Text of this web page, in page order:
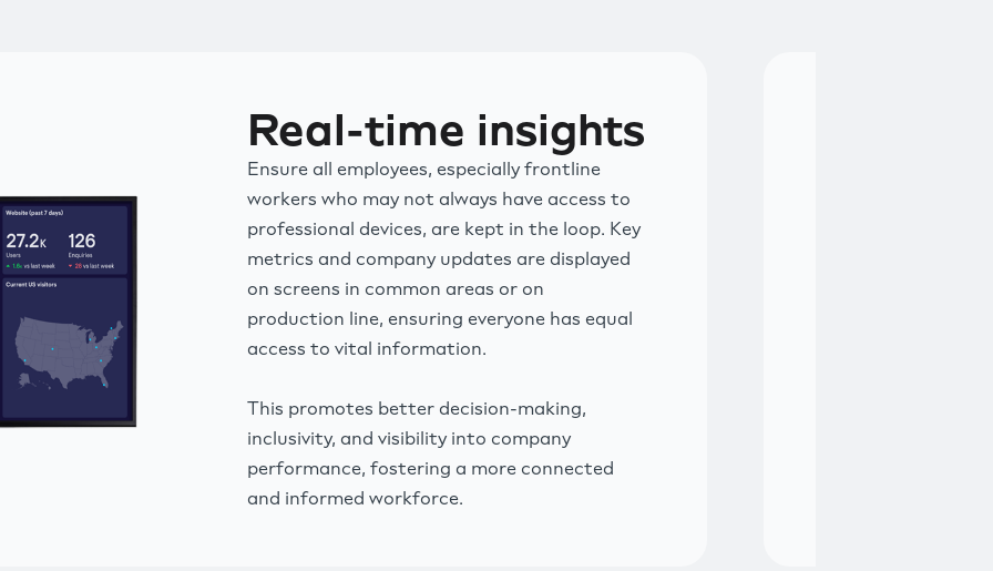
Real-time insights
Ensure all employees, especially frontline
workers who may not always have access to
professional devices, are kept in the loop. Key
metrics and company updates are displayed
on screens in common areas or on
production line, ensuring everyone has equal
access to vital information.
This promotes better decision-making,
inclusivity, and visibility into company
performance, fostering a more connected
and informed workforce.